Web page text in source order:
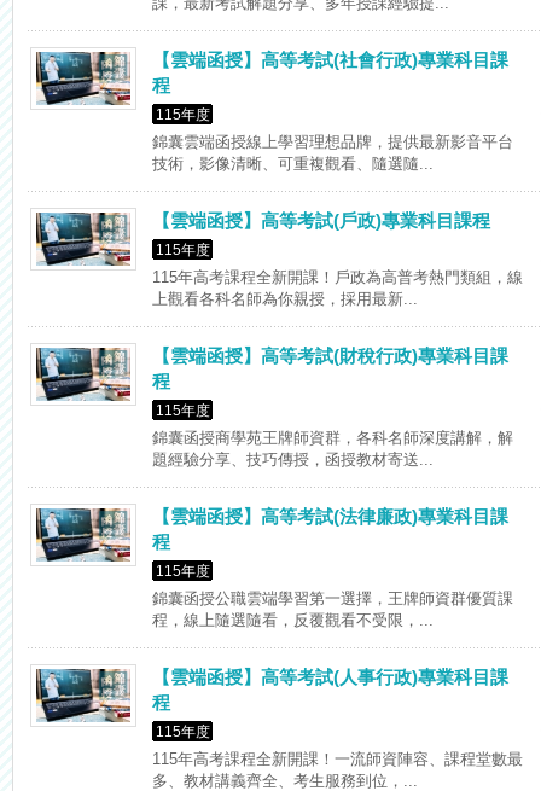
【雲端函授】高等考試(社會行政)專業科目課
程
115年度
錦囊雲端函授線上學習理想品牌，提供最新影音平台
技術，影像清晰、可重複觀看、隨選隨...
【雲端函授】高等考試(戶政)專業科目課程
115年度
115年高考課程全新開課！戶政為高普考熱門類組，線
上觀看各科名師為你親授，採用最新...
【雲端函授】高等考試(財稅行政)專業科目課
程
115年度
錦囊函授商學苑王牌師資群，各科名師深度講解，解
題經驗分享、技巧傳授，函授教材寄送...
【雲端函授】高等考試(法律廉政)專業科目課
程
115年度
錦囊函授公職雲端學習第一選擇，王牌師資群優質課
程，線上隨選隨看，反覆觀看不受限，...
【雲端函授】高等考試(人事行政)專業科目課
程
115年度
115年高考課程全新開課！一流師資陣容、課程堂數最
多、教材講義齊全、考生服務到位，...